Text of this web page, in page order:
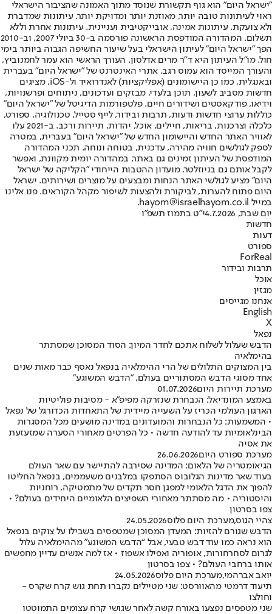
"ישראל היום" הוא גוף תקשורת שנוסד מתוך האמונה שהציבור הישראלי
ראוי לעיתונות טובה יותר, מאוזנת יותר ומדויקת יותר. עיתונות שמדברת
ולא צועקת. עיתונות אמינה, אובייקטיבית ועניינית. עיתונות אחרת וללא
תשלום. המהדורה המודפסת הראשונה פורסמה ב-30 ביולי 2007, וב-2010
הפך "ישראל היום" לעיתון הישראלי בעל שיעור החשיפה הגבוה ביותר בימי
חול. מו"ל העיתון היא ד"ר מרים אדלסון. העורך הראשי הוא עמר לחמנוביץ,
והעורך המייסד הוא עמוס רגב. אתרי האינטרנט של "ישראל היום" בעברית
ובאנגלית, כמו כן היישומונים (אפליקציות) לאנדרואיד ול-iOS, מציגים
חדשות מסביב לשעון, תוכן בלעדי, מבזקים ועדכונים, ניתוחים ופרשנויות,
וידיאו, פודקאסטים ושידורים חיים. פלטפורמות הדיגיטל של "ישראל היום"
כוללות ערוצי חדשות ודעות, תרבות ובידור, לייף סטייל, טכנולוגיה, ספורט,
כלכלה וצרכנות, בריאות, חיילים, אוכל, יהדות, תיירות ורכב. ב-2021 עלו
לאוויר האתר החדש והיישומון החדש של "ישראל היום" בעברית, במטרה
לספק לגולשים חוויה מהירה, עדכנית, בטוחה ונוחה. תכני המהדורה
המודפסת של העיתון זמינים גם באתר, במהדורה יומית מקוונת, ואפשר
לקבל אותם גם בניוזלטר. מועדון ההטבות הייחודי "הקליקה של ישראל
היום" מציע לגולשי האתר הנחות ומבצעים על מוצרים ושירותים. ישראל
היום פתוח להערות, לביקורת ולהצעות לשיפור מקהל הקוראים. פנו אלינו
במייל hayom@israelhayom.co.il.
יום שבת, 4.7.2026
י"ט בתמוז תשפ"ו
חדשות
דעות
ספורט
ForReal
תרבות ובידור
אוכל
מגזין
אנחנו מגייסים
English
X
נפאל
הדבש שעלול לשלוח אתכם לחדר המיון: הסוד המסוכן שמסתתר
בהימלאיה
בין המצוקים התלולים של הרי ההימלאיה בנפאל נאסף כבר מאות שנים
אחד מסוגי הדבש המסתוריים בעולם, "הדבש המשוגע"
מערכת תיירות היום01.07.2026
באמצע המונדיאל: הנבחרת שנזרקה מפיפ"א - מסיבות פוליטיות
הארגון העולמי הכריז על השעייה מיידית של התאחדות הכדורגל של נפאל
• המשמעות: כל הנבחרות והמועדונים במדינה מושעים מכל המסגרות
הבינלאומיות עד להודעה חדשה • כל הפרטים מאחורי הסערה שמזעזעת
את אסיה
מערכת ספורט היום26.06.2026
הגיאומטריה של הלאום: המדינה שסירבה להתיישר עם שאר העולם
בעוד שאר מדינות הגלובוס הסתפקו במלבנים משעממים, בנפאל החליטו
להפוך את הדגל הלאומי למפגן חסר תקדים של מתמטיקה, רוחניות
והיסטוריה • מה מסתתר מאחורי השפיצים הלאומיים היחידים בעולם? •
צפו בסרטון
צהיי הגוס,מערכת היום פלוס24.05.2026
הדבש שגורם להזיות: המעדן המסוכן שמטפסים בשבילו על צוקים בנפאל
הוא נראה כמו עוד דבש טבעי, אבל “הדבש המשוגע” מההימלאיה עלול
לגרום לסחרחורות, אופוריה ואפילו אשפוז • אז למה אנשים עדיין מחפשים
אותו ברחבי העולם? • צפו בסרטון
יואב אברהמי,מערכת היום פלוס24.05.2026
תיעוד דרמטי מהאוורסט: שני מטיילים נקברו תחת גוש קרח שקרס -
וחולצו
שני מטפסים נפצעו באורח קשה לאחר שגושי קרח עצומים התמוטטו